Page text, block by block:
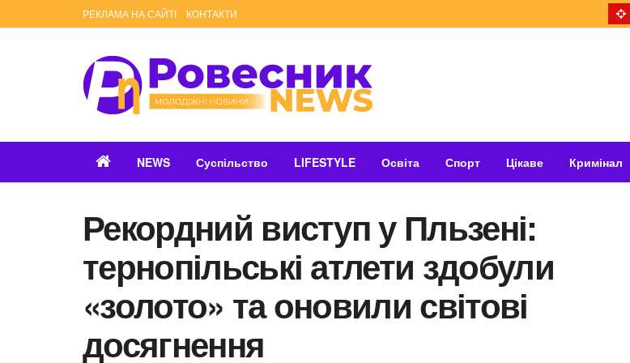
РЕКЛАМА НА САЙТІ КОНТАКТИ
NEWS Суспільство LIFESTYLE Освіта Спорт Цікаве Кримінал
Рекордний виступ у Пльзені:
тернопільські атлети здобули
«золото» та оновили світові
досягнення